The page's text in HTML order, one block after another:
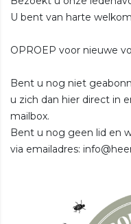
U bent van harte
OPROEP voor nieuwe
Bent u nog niet
u zich dan hier direct in
mailbox.
Bent u nog geen lid en
via emailadres: